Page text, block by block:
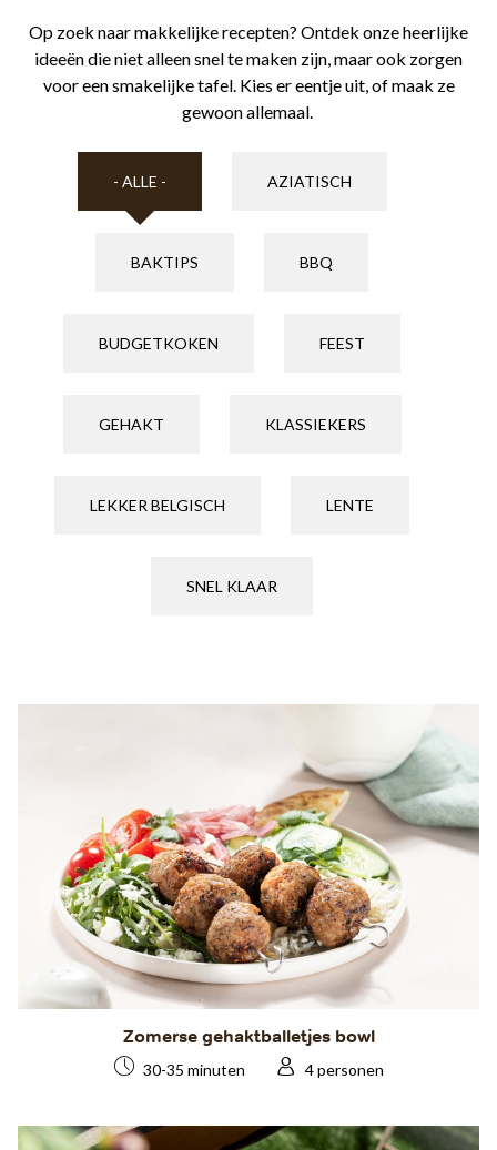
Op zoek naar makkelijke recepten? Ontdek onze heerlijke
ideeën die niet alleen snel te maken zijn, maar ook zorgen
voor een smakelijke tafel. Kies er eentje uit, of maak ze
gewoon allemaal.
- ALLE - AZIATISCH
BAKTIPS BBQ
BUDGETKOKEN FEEST
GEHAKT KLASSIEKERS
LEKKER BELGISCH LENTE
SNEL KLAAR
Zomerse gehaktballetjes bowl
30-35 minuten 4 personen